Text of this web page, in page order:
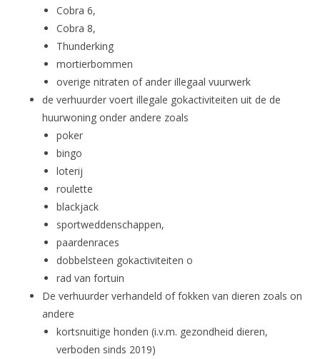
Cobra 6,
Cobra 8,
Thunderking
mortierbommen
overige nitraten of ander illegaal vuurwerk
de verhuurder voert illegale gokactiviteiten uit de de
huurwoning onder andere zoals
poker
bingo
loterij
roulette
blackjack
sportweddenschappen,
paardenraces
dobbelsteen gokactiviteiten o
rad van fortuin
De verhuurder verhandeld of fokken van dieren zoals on
andere
kortsnuitige honden (i.v.m. gezondheid dieren,
verboden sinds 2019)